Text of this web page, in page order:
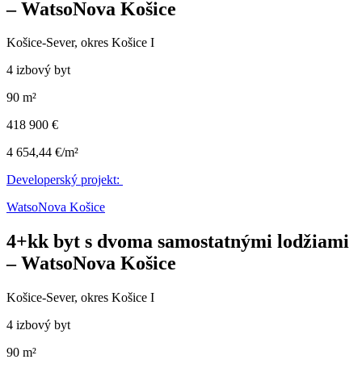
– WatsoNova Košice
Košice-Sever, okres Košice I
4 izbový byt
90 m²
418 900 €
4 654,44 €/m²
Developerský projekt:
WatsoNova Košice
4+kk byt s dvoma samostatnými lodžiami
– WatsoNova Košice
Košice-Sever, okres Košice I
4 izbový byt
90 m²